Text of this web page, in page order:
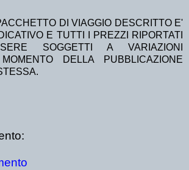
DI VIAGGIO DESCRITTO E'
E TUTTI I PREZZI RIPORTATI
SOGGETTI A VARIAZIONI
DELLA PUBBLICAZIONE